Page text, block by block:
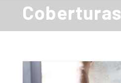
Coberturas